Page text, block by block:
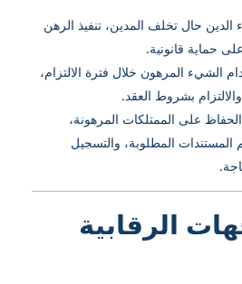
الدين حال تخلف المدين، تنفيذ الرهن
حماية قانونية.
الشيء المرهون خلال فترة الالتزام،
بشروط العقد.
على الممتلكات المرهونة،
المستندات المطلوبة، والتسجيل
الرقابية